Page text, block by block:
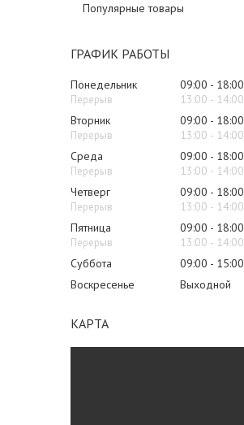
Популярные товары
ГРАФИК РАБОТЫ
Понедельник 09:00
18:00
13:00
14:00
Вторник
09:00
18:00
13:00
14:00
Среда
09:00
18:00
13:00
14:00
Четверг
09:00
18:00
13:00
14:00
Пятница
09:00
18:00
13:00
14:00
Суббота
09:00
15:00
Воскресенье
Выходной
КАРТА